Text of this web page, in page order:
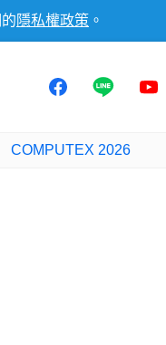
隱私權政策 。
COMPUTEX 2026